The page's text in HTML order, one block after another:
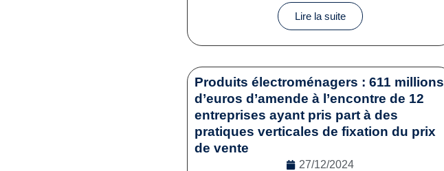
Lire la suite
Produits électroménagers : 611 millions
d’euros d’amende à l’encontre de 12
entreprises ayant pris part à des
pratiques verticales de fixation du prix
de vente
27/12/2024